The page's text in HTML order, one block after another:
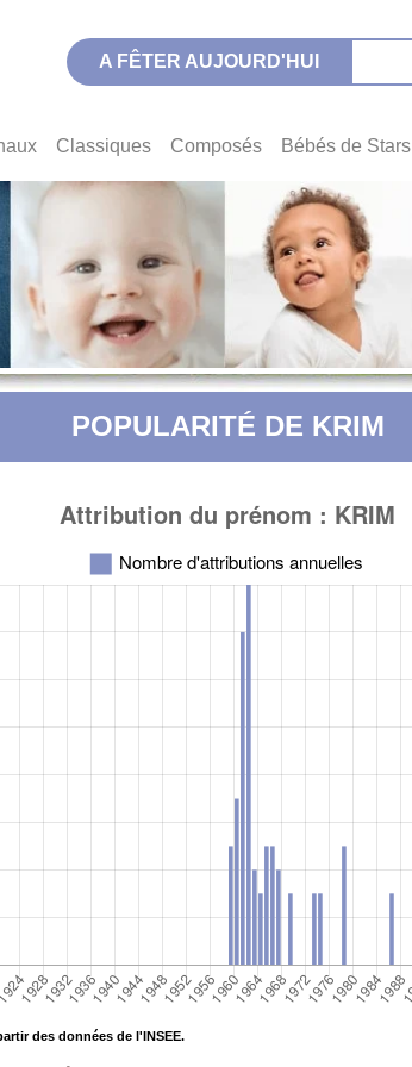
A FÊTER AUJOURD'HUI
Classiques Composés Bébés de Stars
POPULARITÉ DE KRIM
des données de l'INSEE.